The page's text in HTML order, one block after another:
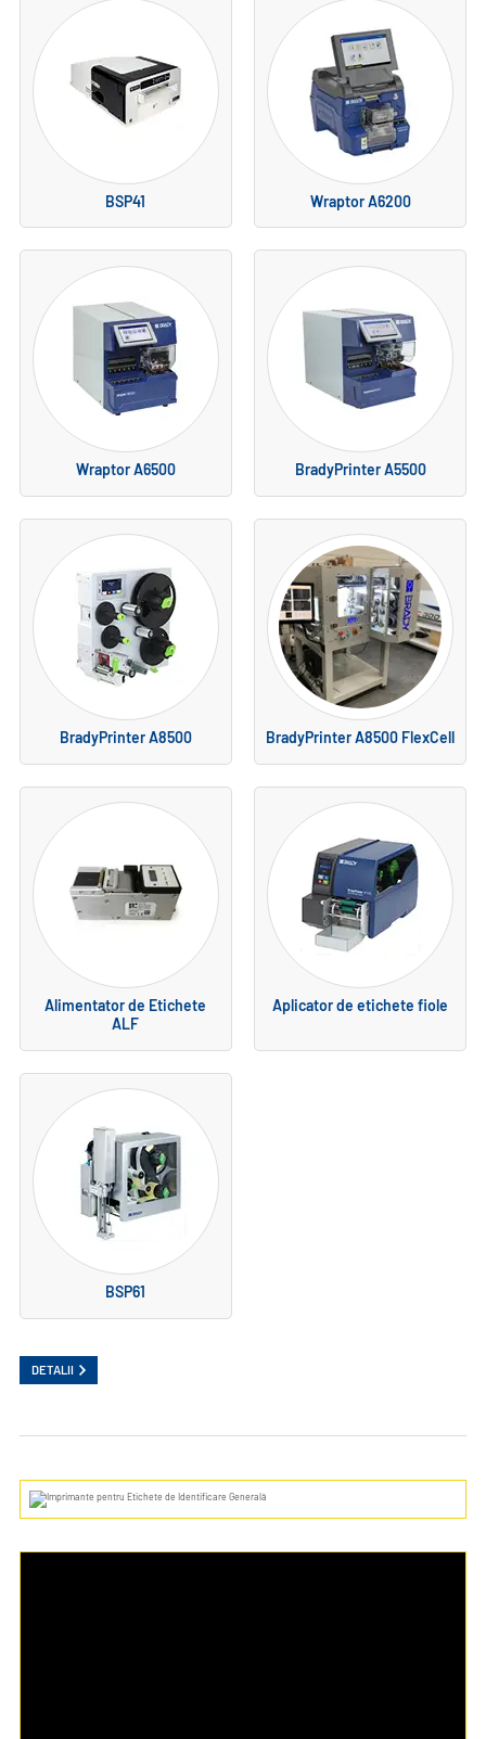
BSP41 Wraptor A6200
Wraptor A6500 BradyPrinter A5500
BradyPrinter A8500 BradyPrinter A8500 FlexCell
Alimentator de Etichete
ALF
Aplicator de etichete fiole
BSP61
DETALII